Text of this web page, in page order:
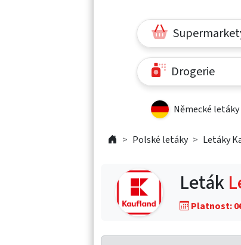
Drogerie
Německé letáky
Polské letáky Letáky
Leták
Platnost: